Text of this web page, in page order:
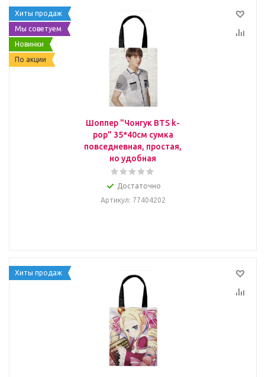
Хиты продаж
Мы советуем
Новинки
По акции
Шоппер "Чонгук BTS k-
pop" 35*40см сумка
повседневная, простая,
но удобная
Достаточно
Артикул: 77404202
Хиты продаж